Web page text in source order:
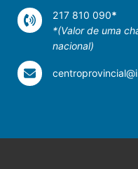
217 810 090*
*(Valor de uma
nacional)